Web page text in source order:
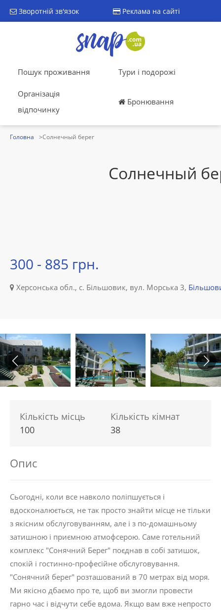
Зворотній зв'язок Реклама на сайті
Пошук проживання Тури і подорожі
Організація
відпочинку
Бронювання
Головна Солнечный берег
Солнечный
300 - 885 грн.
Херсонська обл., с. Більшовик, вул. Морська 3,
Кількість місць
100
Кількість кімнат
38
Опис
Сьогодні, коли все навколо поліпшується і
вдосконалюється, не так просто знайти місце не тільки
з якісним обслуговуванням, але і з по-домашньому
затишною і приємною атмофсерою. Саме готельний
комплекс "Сонячний Берег" поєднав в собі затишок,
спокій і гостинно-професійне обслуговування.
"Сонячний берег" розташований в 70 метрах від моря.
Ми якісно дбаємо про те, щоб ви змогли провести
гарно час і відчути себе вдома. Якщо вам вже непросто